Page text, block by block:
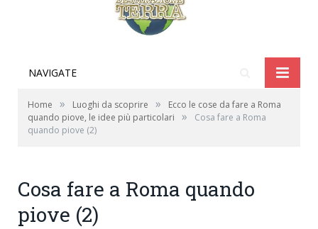
NAVIGATE
Home » Luoghi da scoprire »
Ecco le cose da fare a Roma
quando piove, le idee più particolari
»
Cosa fare a Roma
quando piove (2)
Cosa fare a Roma quando
piove (2)